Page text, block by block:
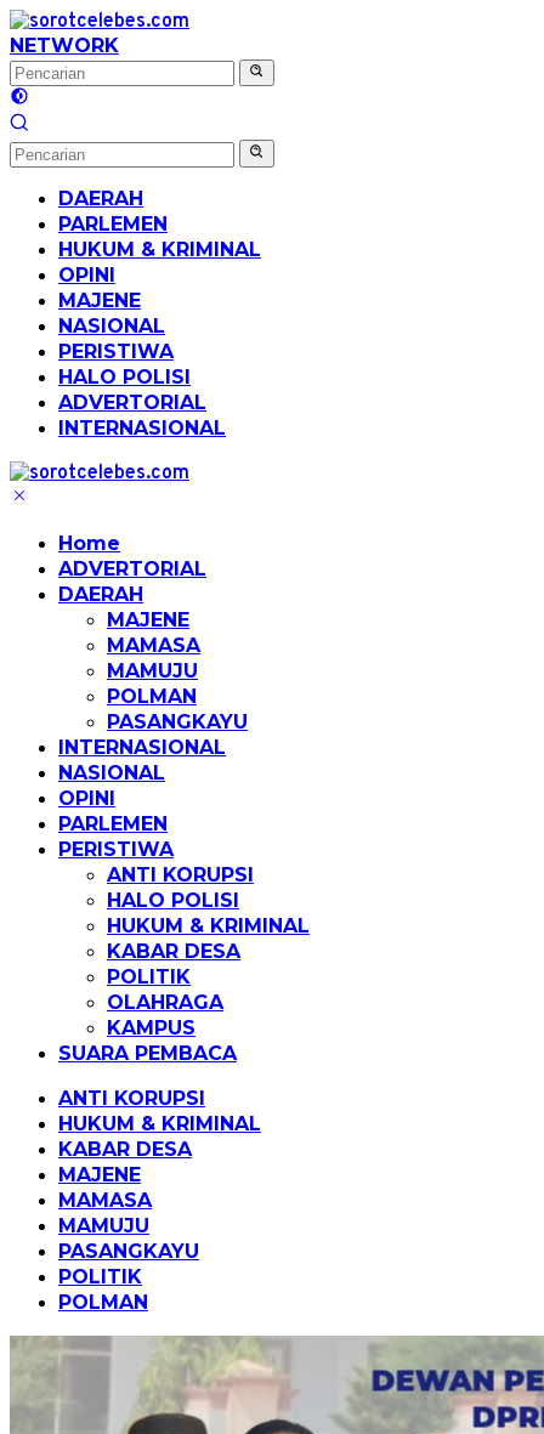
Langsung
ke
konten
NETWORK
DAERAH
PARLEMEN
HUKUM & KRIMINAL
OPINI
MAJENE
NASIONAL
PERISTIWA
HALO POLISI
ADVERTORIAL
INTERNASIONAL
Home
ADVERTORIAL
DAERAH
MAJENE
MAMASA
MAMUJU
POLMAN
PASANGKAYU
INTERNASIONAL
NASIONAL
OPINI
PARLEMEN
PERISTIWA
ANTI KORUPSI
HALO POLISI
HUKUM & KRIMINAL
KABAR DESA
POLITIK
OLAHRAGA
KAMPUS
SUARA PEMBACA
ANTI KORUPSI
HUKUM & KRIMINAL
KABAR DESA
MAJENE
MAMASA
MAMUJU
PASANGKAYU
POLITIK
POLMAN